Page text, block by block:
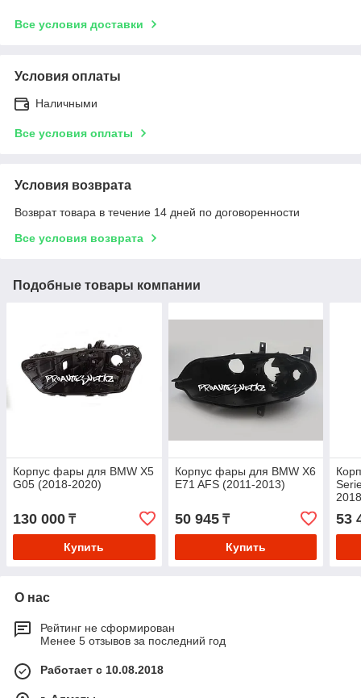
Все условия доставки
Условия оплаты
Наличными
Все условия оплаты
Условия возврата
Возврат товара в течение 14 дней по договоренности
Все условия возврата
Подобные товары компании
Корпус фары для BMW X5
G05 (2018-2020)
130 000 ₸
Купить
Корпус фары для BMW X6
E71 AFS (2011-2013)
50 945₸
Купить
53
О нас
Рейтинг не сформирован
Менее 5 отзывов за последний год
Работает с 10.08.2018